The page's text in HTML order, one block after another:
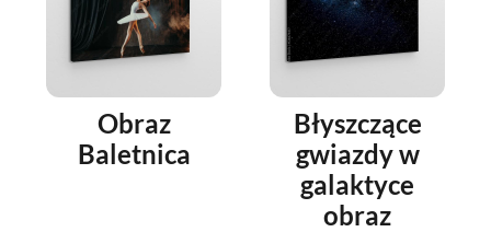
Obraz
Baletnica
Błyszczące
gwiazdy w
galaktyce
obraz